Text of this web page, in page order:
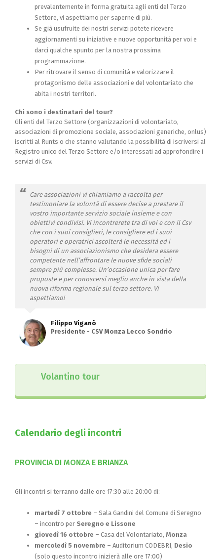
prevalentemente in forma gratuita agli enti del Terzo
Settore, vi aspettiamo per saperne di più.
Se già usufruite dei nostri servizi potete ricevere
aggiornamenti su iniziative e nuove opportunità per voi e
darci qualche spunto per la nostra prossima
programmazione.
Per ritrovare il senso di comunità e valorizzare il
protagonismo delle associazioni e del volontariato che
abita i nostri territori.
Chi sono i destinatari del tour?
Gli enti del Terzo Settore (organizzazioni di volontariato,
associazioni di promozione sociale, associazioni generiche, onlus)
iscritti al Runts o che stanno valutando la possibilità di iscriversi al
Registro unico del Terzo Settore e/o interessati ad approfondire i
servizi di Csv.
Care associazioni vi chiamiamo a raccolta per
testimoniare la volontà di essere decise a prestare il
vostro importante servizio sociale insieme e con
obiettivi condivisi. Vi incontrerete tra di voi e con il Csv
che con i suoi consiglieri, le consigliere ed i suoi
operatori e operatrici ascolterà le necessità ed i
bisogni di un associazionismo che desidera essere
competente nell’affrontare le nuove sfide sociali
sempre più complesse. Un’occasione unica per fare
proposte e per conoscersi meglio anche in vista della
nuova riforma regionale sul terzo settore. Vi
aspettiamo!
Filippo Viganò
Presidente - CSV Monza Lecco Sondrio
Volantino tour
Calendario degli incontri
PROVINCIA DI MONZA E BRIANZA
Gli incontri si terranno dalle ore 17:30 alle 20:00 di:
martedì 7 ottobre – Sala Gandini del Comune di Seregno
– incontro per Seregno e Lissone
giovedì 16 ottobre – Casa del Volontariato, Monza
mercoledì 5 novembre – Auditorium CODEBRI, Desio
(solo questo incontro inizierà alle ore 17:00)